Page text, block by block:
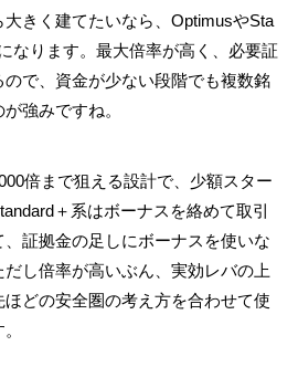
きく建てたいなら、OptimusやSta
なります。最大倍率が高く、必要証
で、資金が少ない段階でも複数銘
強みですね。
倍まで狙える設計で、少額スター
＋系はボーナスを絡めて取引
証拠金の足しにボーナスを使いな
し倍率が高いぶん、実効レバの上
どの安全圏の考え方を合わせて使